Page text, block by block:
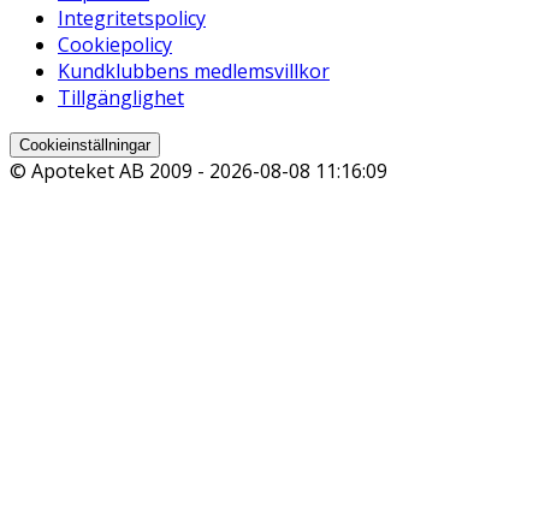
Integritetspolicy
Cookiepolicy
Kundklubbens medlemsvillkor
Tillgänglighet
Cookieinställningar
© Apoteket AB 2009 - 2026-08-08 11:16:09